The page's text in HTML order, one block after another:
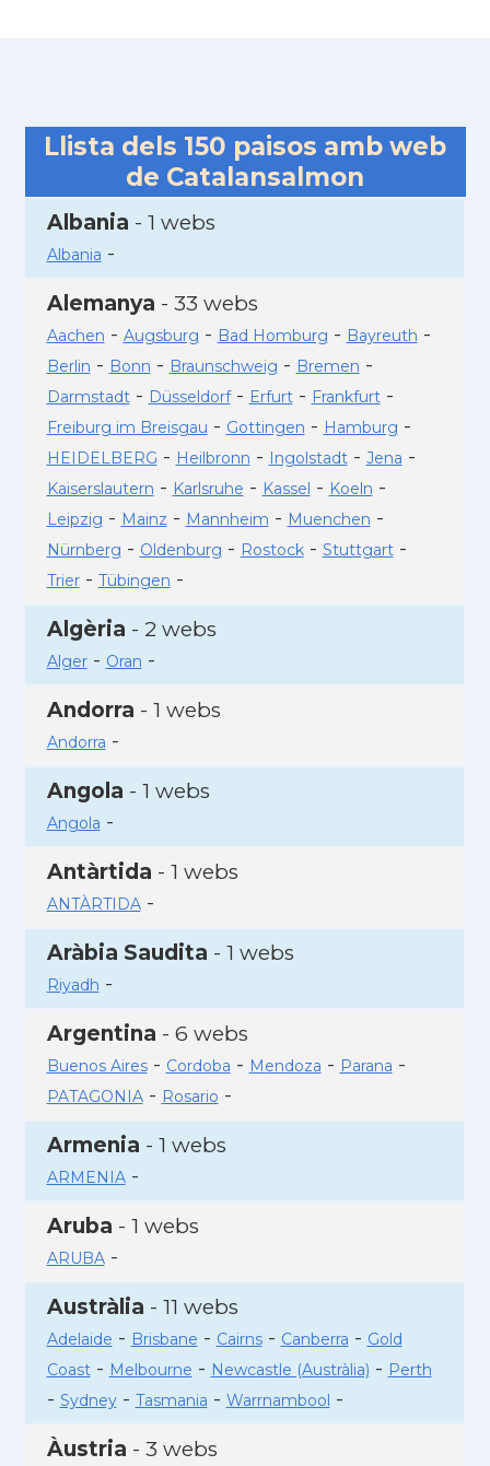
Llista dels 150 paisos amb web
de Catalansalmon
Albania - 1 webs
Albania -
Alemanya - 33 webs
Aachen - Augsburg - Bad Homburg - Bayreuth -
Berlin - Bonn - Braunschweig - Bremen -
Darmstadt- Düsseldorf- Erfurt- Frankfurt-
Freiburg im Breisgau - Gottingen - Hamburg -
HEIDELBERG - Heilbronn - Ingolstadt- Jena -
Kaiserslautern - Karlsruhe - Kassel - Koeln -
Leipzig - Mainz - Mannheim - Muenchen -
Nürnberg - Oldenburg - Rostock- Stuttgart-
Trier- Tübingen -
Algèria - 2 webs
Alger- Oran -
Andorra - 1 webs
Andorra -
Angola - 1 webs
Angola -
Antàrtida - 1 webs
ANTÀRTIDA-
Aràbia Saudita - 1 webs
Riyadh -
Argentina - 6 webs
Buenos Aires- Cordoba - Mendoza - Parana -
PATAGONIA- Rosario -
Armenia - 1 webs
ARMENIA-
Aruba - 1 webs
ARUBA-
Austràlia - 11 webs
Adelaide - Brisbane - Cairns- Canberra - Gold
Coast- Melbourne - Newcastle (Austràlia) - Perth
- Sydney- Tasmania - Warrnambool -
Àustria - 3 webs